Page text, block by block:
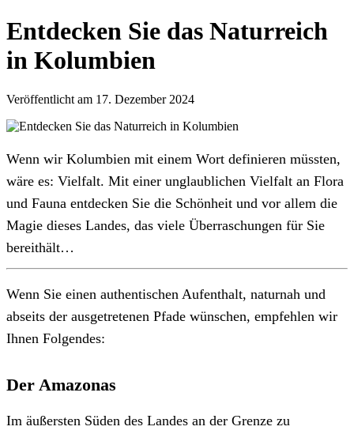
Entdecken Sie das Naturreich
in Kolumbien
Veröffentlicht am 17. Dezember 2024
Wenn wir Kolumbien mit einem Wort definieren müssten,
wäre es: Vielfalt. Mit einer unglaublichen Vielfalt an Flora
und Fauna entdecken Sie die Schönheit und vor allem die
Magie dieses Landes, das viele Überraschungen für Sie
bereithält…
Wenn Sie einen authentischen Aufenthalt, naturnah und
abseits der ausgetretenen Pfade wünschen, empfehlen wir
Ihnen Folgendes:
Der Amazonas
Im äußersten Süden des Landes an der Grenze zu